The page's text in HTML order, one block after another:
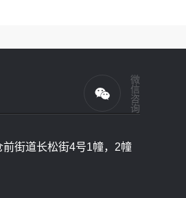
微信咨询
街道长松街4号1幢，2幢